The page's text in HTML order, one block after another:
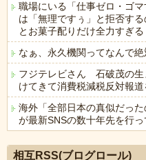
職場にいる「仕事ゼロ・ゴ
は「無理ですぅ」と拒否す
とお菓子配りだけ全力すぎる
なぁ、永久機関ってなんで
フジテレビさん 石破茂の生
けてきて消費税減税反対報
海外「全部日本の真似だっ
が最新SNSの数十年先を行
相互RSS(ブログロール)